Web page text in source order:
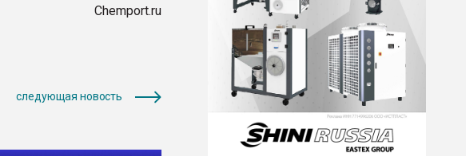
Chemport.ru
следующая новость